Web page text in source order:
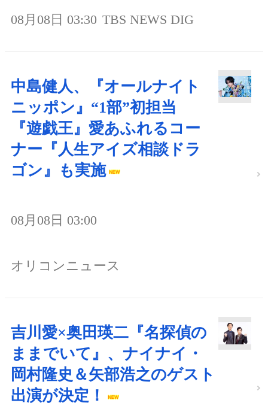
08月08日 03:30 TBS NEWS DIG
中島健人、『オールナイト
ニッポン』“1部”初担当
『遊戯王』愛あふれるコー
ナー『人生アイズ相談ドラ
ゴン』も実施
08月08日 03:00
オリコンニュース
吉川愛×奥田瑛二『名探偵の
ままでいて』、ナイナイ・
岡村隆史＆矢部浩之のゲスト
出演が決定！